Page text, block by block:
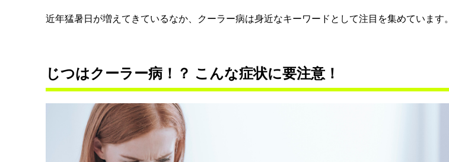
近年猛暑日が増えてきているなか、クーラー病は身近なキーワードとして注目を集めています。
じつはクーラー病！？ こんな症状に要注意！